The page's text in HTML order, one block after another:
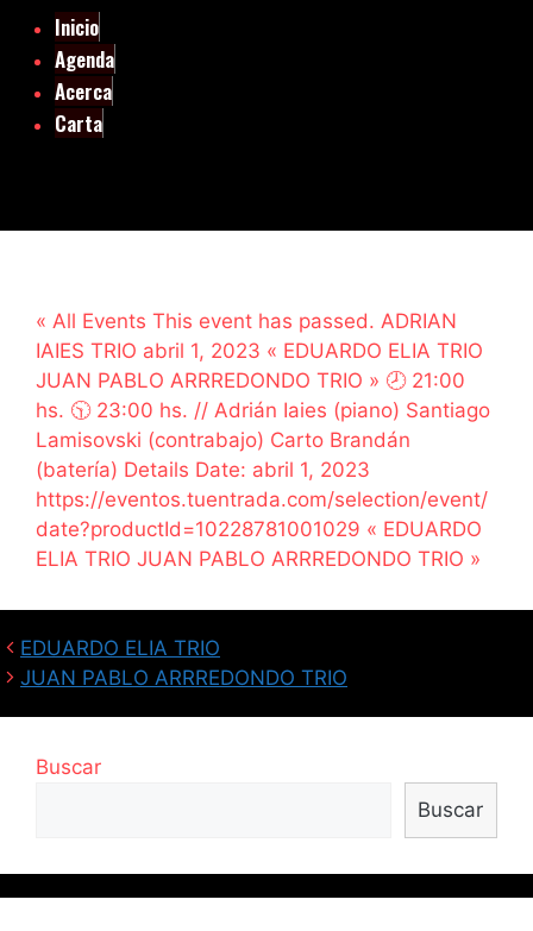
Inicio
Agenda
Acerca
Carta
« All Events This event has passed. ADRIAN
IAIES TRIO abril 1, 2023 « EDUARDO ELIA TRIO
JUAN PABLO ARRREDONDO TRIO » 🕗 21:00
hs. 🕥 23:00 hs. // Adrián Iaies (piano) Santiago
Lamisovski (contrabajo) Carto Brandán
(batería) Details Date: abril 1, 2023
https://eventos.tuentrada.com/selection/event/
date?productId=10228781001029 « EDUARDO
ELIA TRIO JUAN PABLO ARRREDONDO TRIO »
EDUARDO ELIA TRIO
JUAN PABLO ARRREDONDO TRIO
Buscar
Buscar